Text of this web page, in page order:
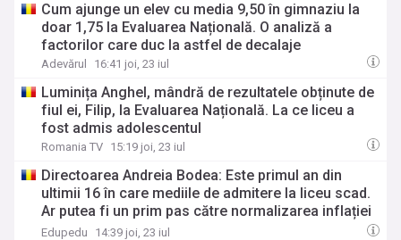
Cum ajunge un elev cu media 9,50 în gimnaziu la
doar 1,75 la Evaluarea Națională. O analiză a
factorilor care duc la astfel de decalaje
Adevărul 16:41 joi, 23 iul
Luminița Anghel, mândră de rezultatele obținute de
fiul ei, Filip, la Evaluarea Națională. La ce liceu a
fost admis adolescentul
Romania TV 15:19 joi, 23 iul
Directoarea Andreia Bodea: Este primul an din
ultimii 16 în care mediile de admitere la liceu scad.
Ar putea fi un prim pas către normalizarea inflației
uriașe de note peste 9 și de 10 la Evaluarea
Edupedu 14:39 joi, 23 iul